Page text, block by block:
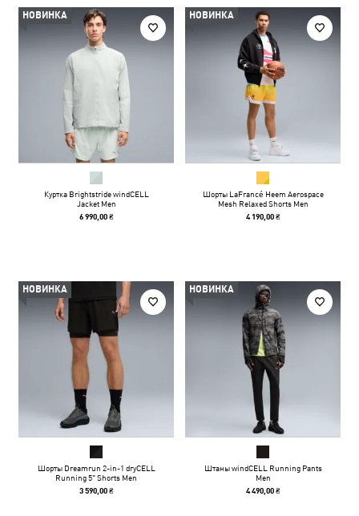
НОВИНКА
Куртка Brightstride windCELL
Jacket Men
6 990,00 ₴
НОВИНКА
Шорты LaFrancé Heem Aerospace
Mesh Relaxed Shorts Men
4 190,00 ₴
НОВИНКА
Шорты Dreamrun 2-in-1 dryCELL
Running 5" Shorts Men
3 590,00 ₴
НОВИНКА
Штаны windCELL Running Pants
Men
4 490,00 ₴